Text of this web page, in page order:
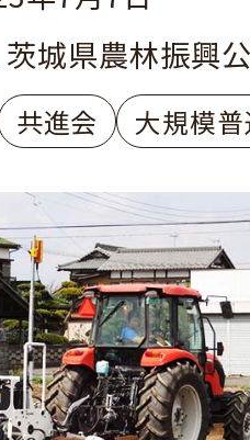
城県農林振興
共進会 大規模